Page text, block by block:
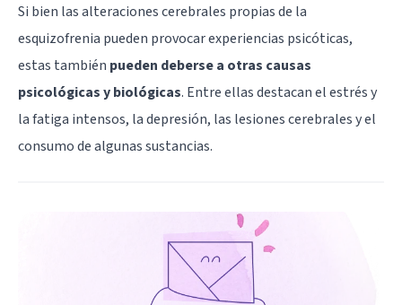
Si bien las alteraciones cerebrales propias de la
esquizofrenia pueden provocar experiencias psicóticas,
estas también pueden deberse a otras causas
psicológicas y biológicas. Entre ellas destacan el estrés y
la fatiga intensos, la depresión, las lesiones cerebrales y el
consumo de algunas sustancias.